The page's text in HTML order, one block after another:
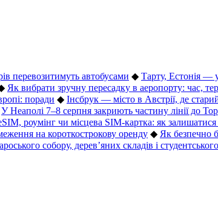
перевозитимуть автобусами ◆ Тарту, Естонія —
Як вибрати зручну пересадку в аеропорту: час,
поради ◆ Інсбрук — місто в Австрії, де
У Неаполі 7–8 серпня закриють частину лінії до
роумінг чи місцева SIM-картка: як залишатися
на короткострокову оренду ◆ Як безпечно
собору, дерев’яних складів і